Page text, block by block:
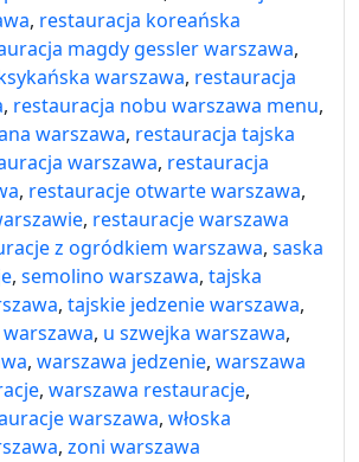
, restauracja koreańska
magdy gessler warszawa,
warszawa, restauracja
, restauracja nobu warszawa menu,
warszawa, restauracja tajska
warszawa, restauracja
, restauracje otwarte warszawa,
, restauracje warszawa
z ogródkiem warszawa, saska
, semolino warszawa, tajska
, tajskie jedzenie warszawa,
, u szwejka warszawa,
, warszawa jedzenie, warszawa
, warszawa restauracje,
warszawa, włoska
, zoni warszawa